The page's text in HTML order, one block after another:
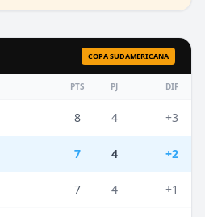
COPA SUDAMERICANA
PTS PJ DIF
8 4 +3
7 4 +2
7 4 +1